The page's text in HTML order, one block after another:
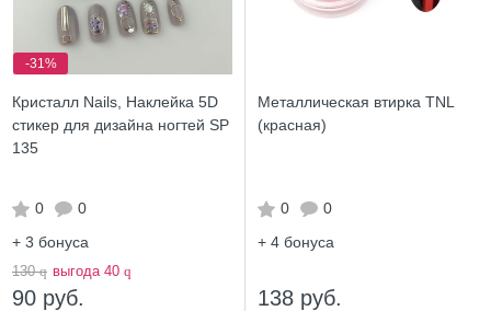
-31%
Кристалл Nails, Наклейка 5D
стикер для дизайна ногтей SP
135
0
0
+ 3 бонуса
130q выгода 40 q
90 руб.
Металлическая втирка TNL
(красная)
0
0
+ 4 бонуса
138 руб.